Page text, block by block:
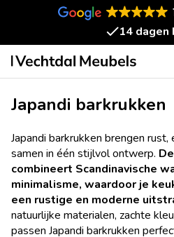
14 dagen
Japandi barkrukken
Japandi barkrukken brengen
samen in één stijlvol ontwerp.
combineert Scandinavische
minimalisme, waardoor je
een rustige en moderne
natuurlijke materialen, zachte
passen Japandi barkrukken